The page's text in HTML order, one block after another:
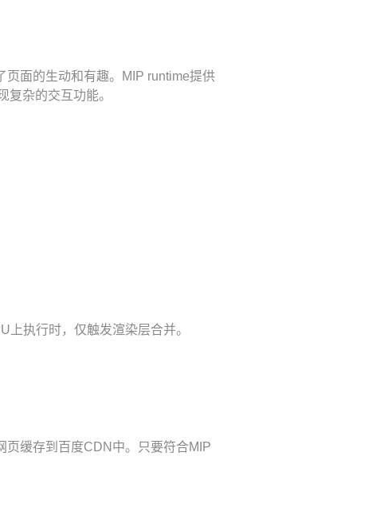
页面的生动和有趣。MIP runtime提供
杂的交互功能。
上执行时，仅触发渲染层合并。
页缓存到百度CDN中。只要符合MIP